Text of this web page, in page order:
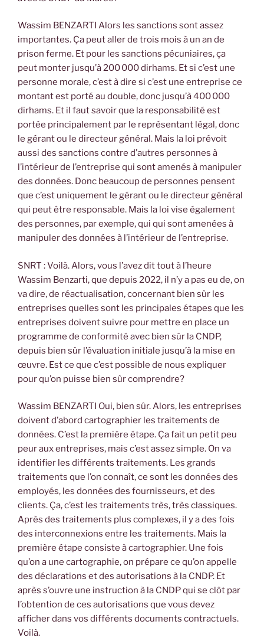
Wassim BENZARTI Alors les sanctions sont assez
importantes. Ça peut aller de trois mois à un an de
prison ferme. Et pour les sanctions pécuniaires, ça
peut monter jusqu’à 200 000 dirhams. Et si c’est une
personne morale, c’est à dire si c’est une entreprise ce
montant est porté au double, donc jusqu’à 400 000
dirhams. Et il faut savoir que la responsabilité est
portée principalement par le représentant légal, donc
le gérant ou le directeur général. Mais la loi prévoit
aussi des sanctions contre d’autres personnes à
l’intérieur de l’entreprise qui sont amenés à manipuler
des données. Donc beaucoup de personnes pensent
que c’est uniquement le gérant ou le directeur général
qui peut être responsable. Mais la loi vise également
des personnes, par exemple, qui qui sont amenées à
manipuler des données à l’intérieur de l’entreprise.
SNRT : Voilà. Alors, vous l’avez dit tout à l’heure
Wassim Benzarti, que depuis 2022, il n’y a pas eu de, on
va dire, de réactualisation, concernant bien sûr les
entreprises quelles sont les principales étapes que les
entreprises doivent suivre pour mettre en place un
programme de conformité avec bien sûr la CNDP,
depuis bien sûr l’évaluation initiale jusqu’à la mise en
œuvre. Est ce que c’est possible de nous expliquer
pour qu’on puisse bien sûr comprendre?
Wassim BENZARTI Oui, bien sûr. Alors, les entreprises
doivent d’abord cartographier les traitements de
données. C’est la première étape. Ça fait un petit peu
peur aux entreprises, mais c’est assez simple. On va
identifier les différents traitements. Les grands
traitements que l’on connaît, ce sont les données des
employés, les données des fournisseurs, et des
clients. Ça, c’est les traitements très, très classiques.
Après des traitements plus complexes, il y a des fois
des interconnexions entre les traitements. Mais la
première étape consiste à cartographier. Une fois
qu’on a une cartographie, on prépare ce qu’on appelle
des déclarations et des autorisations à la CNDP. Et
après s’ouvre une instruction à la CNDP qui se clôt par
l’obtention de ces autorisations que vous devez
afficher dans vos différents documents contractuels.
Voilà.